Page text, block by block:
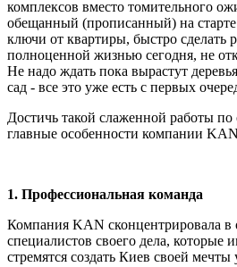
комплексов вместо томительного
обещанный (прописанный) на старте
ключи от квартиры, быстро сделать
полноценной жизнью сегодня, не
Не надо ждать пока вырастут
сад - все это уже есть с первых
Достичь такой слаженной работы
главные особенности компании
1. Профессиональная команда
Компания KAN сконцентрировала
специалистов своего дела, которые
стремятся создать Киев своей